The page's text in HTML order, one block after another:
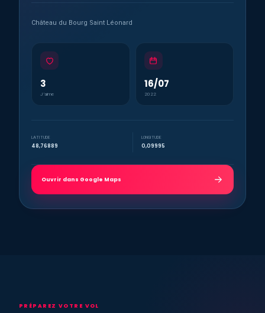
Château du Bourg Saint Léonard
3
J’aime
16/07
2022
LATITUDE
48,76889
LONGITUDE
0,09995
Ouvrir dans Google Maps
PRÉPAREZ VOTRE VOL